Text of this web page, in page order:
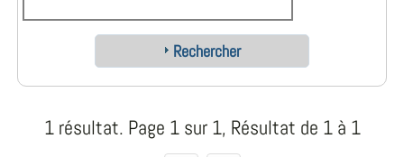
Rechercher
1 résultat. Page 1 sur 1, Résultat de 1 à 1